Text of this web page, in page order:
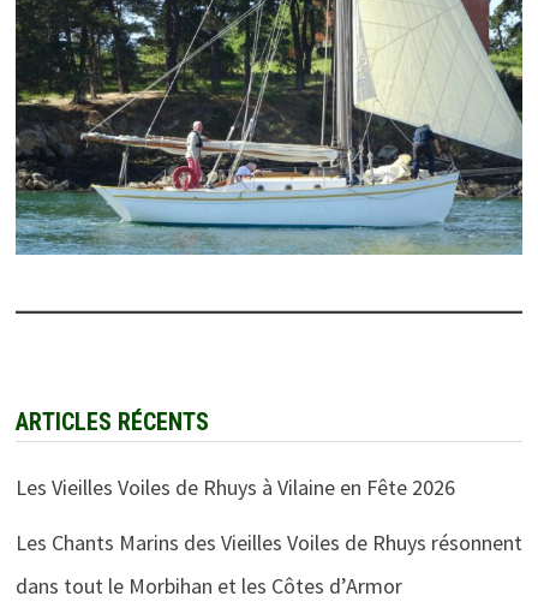
ARTICLES RÉCENTS
Les Vieilles Voiles de Rhuys à Vilaine en Fête 2026
Les Chants Marins des Vieilles Voiles de Rhuys résonnent
dans tout le Morbihan et les Côtes d’Armor